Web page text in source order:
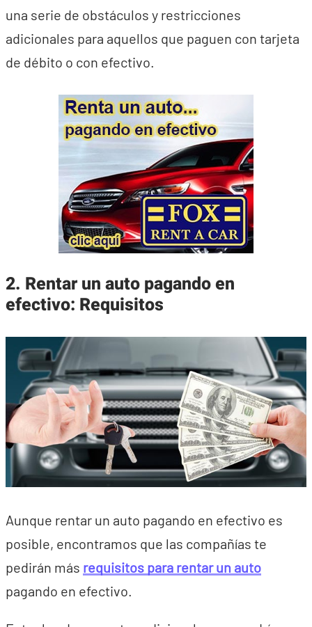
una serie de obstáculos y restricciones
adicionales para aquellos que paguen con tarjeta
de débito o con efectivo.
2. Rentar un auto pagando en
efectivo: Requisitos
Aunque rentar un auto pagando en efectivo es
posible, encontramos que las compañías te
pedirán más requisitos para rentar un auto
pagando en efectivo.